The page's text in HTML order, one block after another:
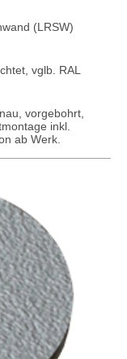
(LRSW)
vglb. RAL
vorgebohrt,
inkl.
ab Werk.